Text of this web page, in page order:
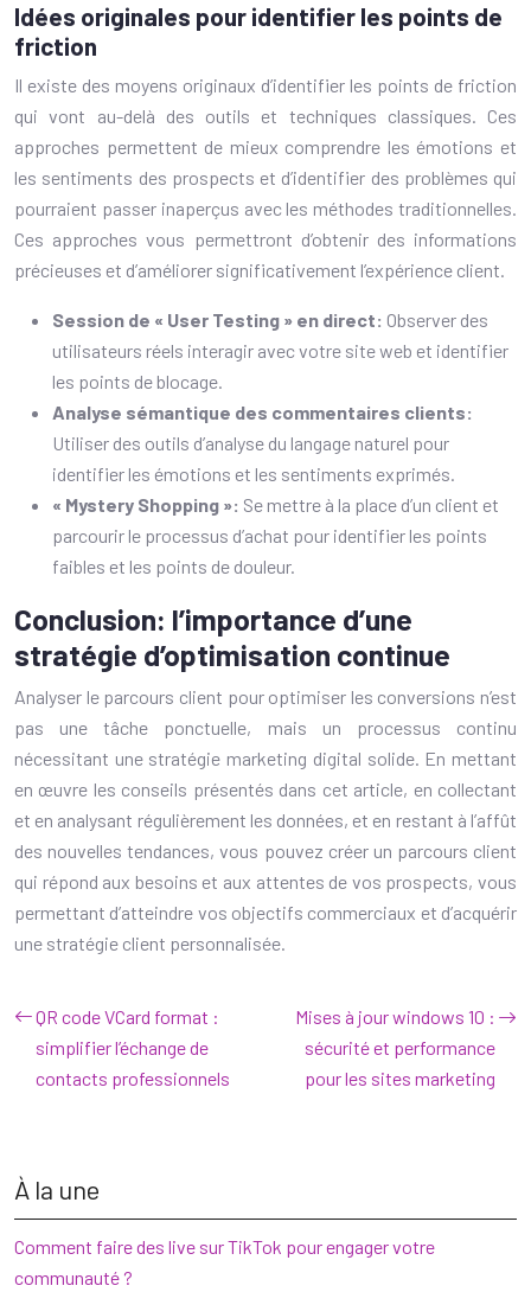
Idées originales pour identifier les points de
friction
Il existe des moyens originaux d’identifier les points de friction
qui vont au-delà des outils et techniques classiques. Ces
approches permettent de mieux comprendre les émotions et
les sentiments des prospects et d’identifier des problèmes qui
pourraient passer inaperçus avec les méthodes traditionnelles.
Ces approches vous permettront d’obtenir des informations
précieuses et d’améliorer significativement l’expérience client.
Session de « User Testing » en direct: Observer des
utilisateurs réels interagir avec votre site web et identifier
les points de blocage.
Analyse sémantique des commentaires clients:
Utiliser des outils d’analyse du langage naturel pour
identifier les émotions et les sentiments exprimés.
« Mystery Shopping »: Se mettre à la place d’un client et
parcourir le processus d’achat pour identifier les points
faibles et les points de douleur.
Conclusion: l’importance d’une
stratégie d’optimisation continue
Analyser le parcours client pour optimiser les conversions n’est
pas une tâche ponctuelle, mais un processus continu
nécessitant une stratégie marketing digital solide. En mettant
en œuvre les conseils présentés dans cet article, en collectant
et en analysant régulièrement les données, et en restant à l’affût
des nouvelles tendances, vous pouvez créer un parcours client
qui répond aux besoins et aux attentes de vos prospects, vous
permettant d’atteindre vos objectifs commerciaux et d’acquérir
une stratégie client personnalisée.
QR code VCard format :
simplifier l’échange de
contacts professionnels
Mises à jour windows 10 :
sécurité et performance
pour les sites marketing
À la une
Comment faire des live sur TikTok pour engager votre
communauté ?